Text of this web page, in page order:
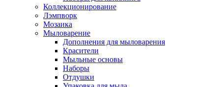
Коллекционирование
Лэмпворк
Мозаика
Мыловарение
Дополнения для мыловарения
Красители
Мыльные основы
Наборы
Отдушки